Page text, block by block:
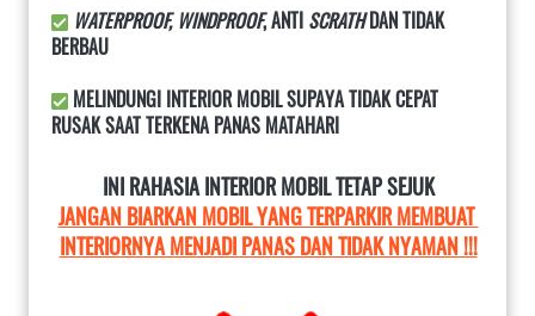
WATERPROOF, WINDPROOF, ANTI SCRATH DAN TIDAK
BERBAU
MELINDUNGI INTERIOR MOBIL SUPAYA TIDAK CEPAT
RUSAK SAAT TERKENA PANAS MATAHARI
INI RAHASIA INTERIOR MOBIL TETAP SEJUK
JANGAN BIARKAN MOBIL YANG TERPARKIR MEMBUAT
INTERIORNYA MENJADI PANAS DAN TIDAK NYAMAN !!!